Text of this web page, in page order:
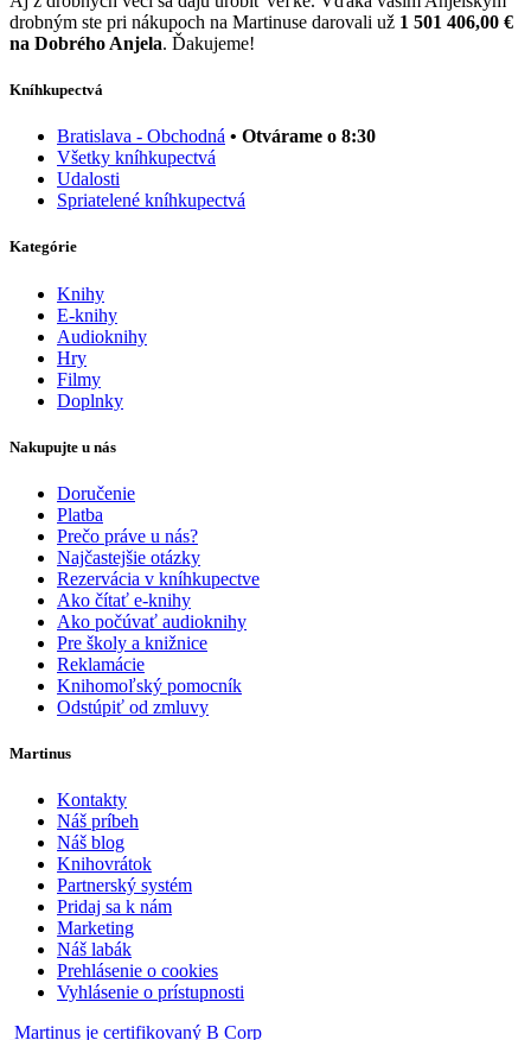
drobným ste pri nákupoch na Martinuse darovali už 1 501 406,00 €
na Dobrého Anjela. Ďakujeme!
Kníhkupectvá
Bratislava - Obchodná • Otvárame o 8:30
Všetky kníhkupectvá
Udalosti
Spriatelené kníhkupectvá
Kategórie
Knihy
E-knihy
Audioknihy
Hry
Filmy
Doplnky
Nakupujte u nás
Doručenie
Platba
Prečo práve u nás?
Najčastejšie otázky
Rezervácia v kníhkupectve
Ako čítať e-knihy
Ako počúvať audioknihy
Pre školy a knižnice
Reklamácie
Knihomoľský pomocník
Odstúpiť od zmluvy
Martinus
Kontakty
Náš príbeh
Náš blog
Knihovrátok
Partnerský systém
Pridaj sa k nám
Marketing
Náš labák
Prehlásenie o cookies
Vyhlásenie o prístupnosti
Martinus je certifikovaný B Corp